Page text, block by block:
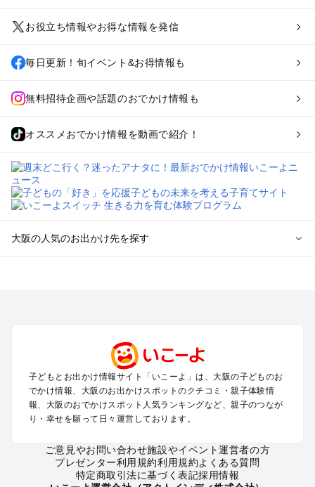
お役立ち情報やお得な情報を発信
毎日更新！旬イベント&お得情報も
無料招待企画や話題のおでかけ情報も
オススメおでかけ情報を動画で紹介！
大阪の人気のお出かけ先を探す
梅田・キタ・淀屋橋・本町・福島のプールお出かけ
東大阪・八尾・寝屋川・守口・門真のプールお出かけ
大阪ベイエリア（USJ・南港）のプールお出かけ
なんば・心斎橋・道頓堀・四ツ橋・ミナミのプールお出かけ
天王寺・阿倍野・上本町・長居のプールお出かけ
新大阪・江坂・十三のプールお出かけ
子どもとお出かけ情報サイト「いこーよ」は、大阪の子どものお
でかけ情報、大阪のお出かけスポットのクチコミ・親子体験情
報、大阪のおでかけスポット人気ランキングなど、親子のつなが
り・幸せを願って日々運営しております。
ご意見やお問い合わせ施設やイベント運営者の方
プレゼンター利用規約利用規約よくある質問
特定商取引法に基づく表記採用情報